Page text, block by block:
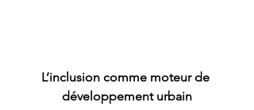
L’inclusion comme moteur de
développement urbain